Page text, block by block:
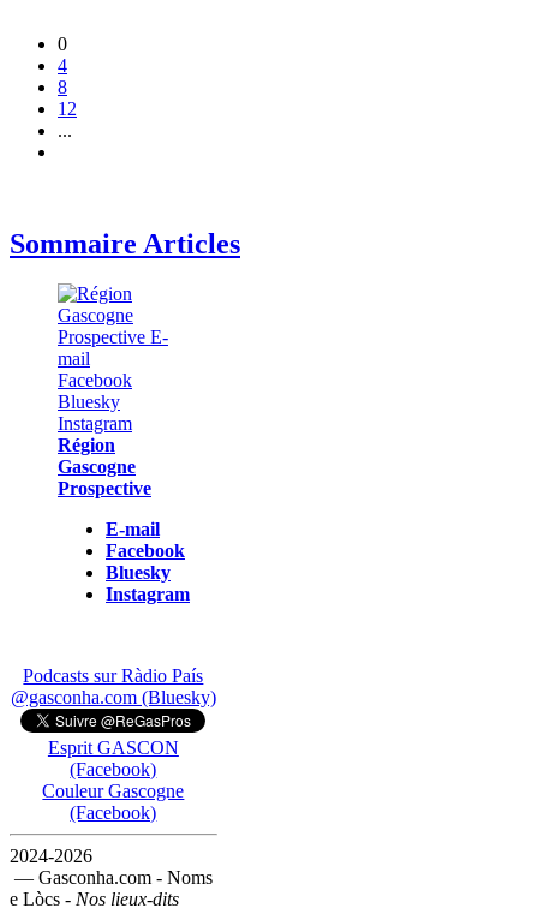
0
4
8
12
...
Sommaire Articles
Région
Gascogne
Prospective
E-mail
Facebook
Bluesky
Instagram
Podcasts sur Ràdio País
@gasconha.com (Bluesky)
Esprit GASCON
(Facebook)
Couleur Gascogne
(Facebook)
2024-2026
— Gasconha.com - Noms
e Lòcs - Nos lieux-dits